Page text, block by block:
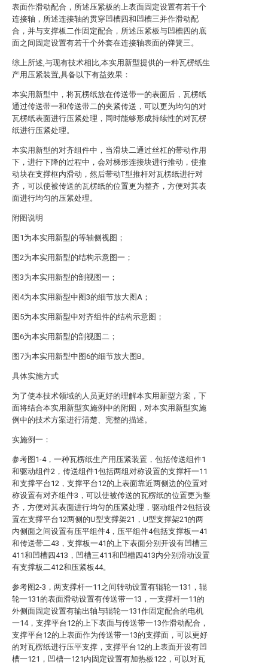
表面作滑动配合，所述压紧板的上表面固定设置有若干个
连接轴，所述连接轴的贯穿凹槽四和凹槽三并作滑动配
合，并与支撑板二作固定配合，所述压紧板与凹槽四的底
面之间固定设置有若干个外套在连接轴表面的弹簧三。
综上所述,与现有技术相比,本实用新型提供的一种瓦楞纸生
产用压紧装置,具备以下有益效果：
本实用新型中，将瓦楞纸放在传送带一的表面后，瓦楞纸
通过传送带一和传送带二的夹紧传送，可以更为均匀的对
瓦楞纸表面进行压紧处理，同时能够形成持续性的对瓦楞
纸进行压紧处理。
本实用新型的对齐组件中，当滑块二通过丝杠的带动作用
下，进行下降的过程中，会对梯形连接块进行推动，使推
动块在支撑框内滑动，然后带动T型推杆对瓦楞纸进行对
齐，可以使被传送的瓦楞纸的位置更为整齐，方便对其表
面进行均匀的压紧处理。
附图说明
图1为本实用新型的等轴侧视图；
图2为本实用新型的结构示意图一；
图3为本实用新型的剖视图一；
图4为本实用新型中图3的细节放大图A；
图5为本实用新型中对齐组件的结构示意图；
图6为本实用新型的剖视图二；
图7为本实用新型中图6的细节放大图B。
具体实施方式
为了使本技术领域的人员更好的理解本实用新型方案，下
面将结合本实用新型实施例中的附图，对本实用新型实施
例中的技术方案进行清楚、完整的描述。
实施例一：
参考图1-4，一种瓦楞纸生产用压紧装置，包括传送组件1
和驱动组件2，传送组件1包括两组对称设置的支撑杆一11
和支撑平台12，支撑平台12的上表面靠近两侧边的位置对
称设置有对齐组件3，可以使被传送的瓦楞纸的位置更为整
齐，方便对其表面进行均匀的压紧处理，驱动组件2包括设
置在支撑平台12两侧的U型支撑架21，U型支撑架21的两
内侧面之间设置有压平组件4，压平组件4包括支撑板一41
和传送带二43，支撑板一41的上下表面分别开设有凹槽三
411和凹槽四413，凹槽三411和凹槽四413内分别滑动设置
有支撑板二412和压紧板44。
参考图2-3，两支撑杆一11之间转动设置有辊轮一131，辊
轮一131的表面滑动设置有传送带一13，一支撑杆一11的
外侧面固定设置有输出轴与辊轮一131作固定配合的电机
一14，支撑平台12的上下表面与传送带一13作滑动配合，
支撑平台12的上表面作为传送带一13的支撑面，可以更好
的对瓦楞纸进行压平支撑，支撑平台12的上表面开设有凹
槽一121，凹槽一121内固定设置有加热板122，可以对瓦